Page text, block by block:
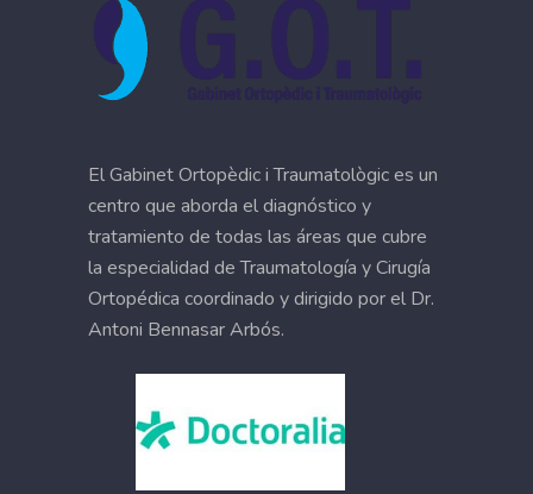
El Gabinet Ortopèdic i Traumatològic es un
centro que aborda el diagnóstico y
tratamiento de todas las áreas que cubre
la especialidad de Traumatología y Cirugía
Ortopédica coordinado y dirigido por el Dr.
Antoni Bennasar Arbós.